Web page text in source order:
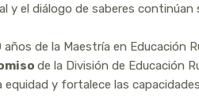
y el diálogo de saberes
de la Maestría en Educación
de la División de Educación
equidad y fortalece las